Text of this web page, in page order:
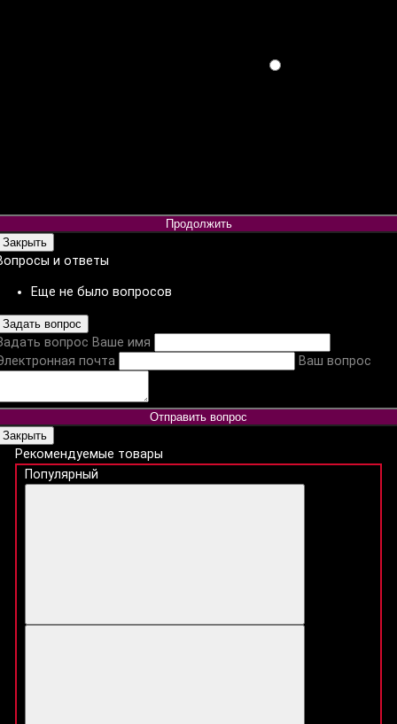
Продолжить
Закрыть
и ответы
Еще не было вопросов
Задать вопрос
вопрос Ваше имя
почта
Ваш вопрос
Отправить вопрос
Закрыть
Рекомендуемые товары
Популярный